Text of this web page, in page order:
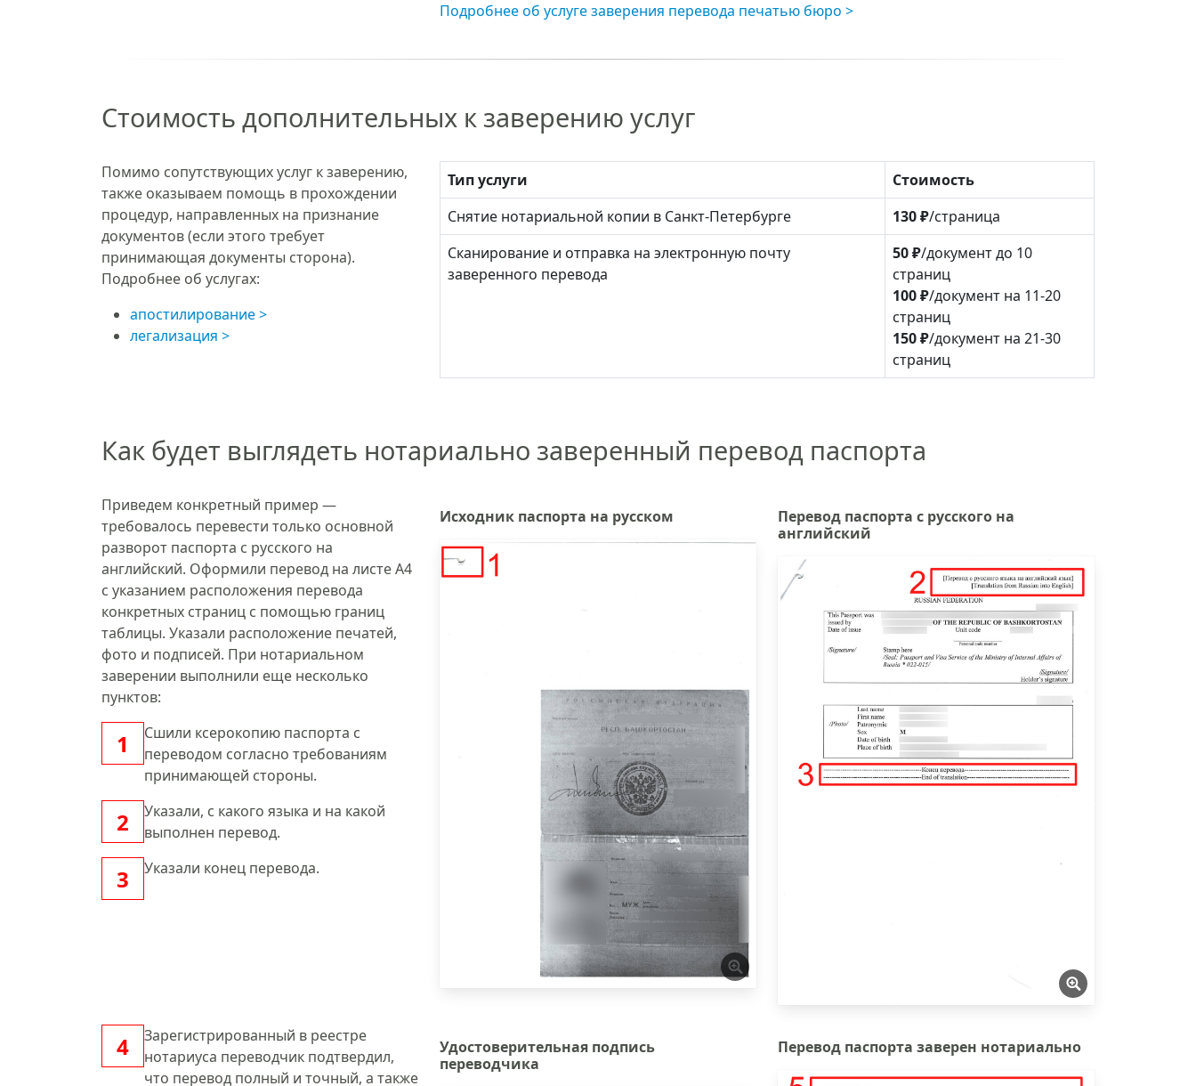
Подробнее об услуге заверения перевода печатью бюро
Стоимость дополнительных к заверению услуг
Помимо сопутствующих услуг к заверению,
также оказываем помощь в прохождении
процедур, направленных на признание
документов (если этого требует
принимающая документы сторона).
Подробнее об услугах:
апостилирование
легализация
Тип услуги
Стоимость
Снятие нотариальной копии в Санкт-Петербурге
130 ₽/страница
Сканирование и отправка на электронную почту
заверенного перевода
50 ₽/документ до 10
страниц
100 ₽/документ на 11-20
страниц
150 ₽/документ на 21-30
страниц
Как будет выглядеть нотариально заверенный перевод паспорта
Приведем конкретный пример —
требовалось перевести только основной
разворот паспорта с русского на
английский. Оформили перевод на листе А4
с указанием расположения перевода
конкретных страниц с помощью границ
таблицы. Указали расположение печатей,
фото и подписей. При нотариальном
заверении выполнили еще несколько
пунктов:
Cшили ксерокопию паспорта с
переводом согласно требованиям
принимающей стороны.
Указали, с какого языка и на какой
выполнен перевод.
Указали конец перевода.
Исходник паспорта на русском
Перевод паспорта с русского на
английский
Зарегистрированный в реестре
нотариуса переводчик подтвердил,
что перевод полный и точный, а также
Удостоверительная подпись
переводчика
Перевод паспорта заверен нотариально